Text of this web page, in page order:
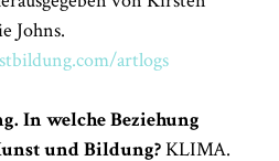
Johns.
artlogs
In welche Beziehung
und Bildung?KLIMA.